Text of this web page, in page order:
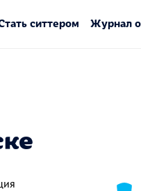
ситтером Журнал